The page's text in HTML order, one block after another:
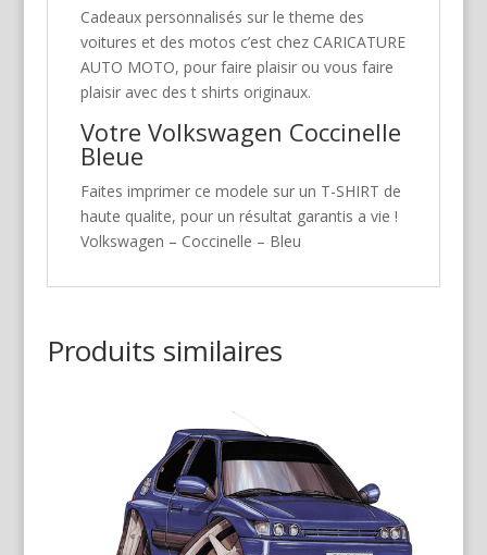
Cadeaux personnalisés sur le theme des
voitures et des motos c’est chez CARICATURE
AUTO MOTO, pour faire plaisir ou vous faire
plaisir avec des t shirts originaux.
Votre Volkswagen Coccinelle
Bleue
Faites imprimer ce modele sur un T-SHIRT de
haute qualite, pour un résultat garantis a vie !
Volkswagen – Coccinelle – Bleu
Produits similaires